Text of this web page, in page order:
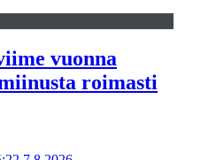
vuonna
roimasti